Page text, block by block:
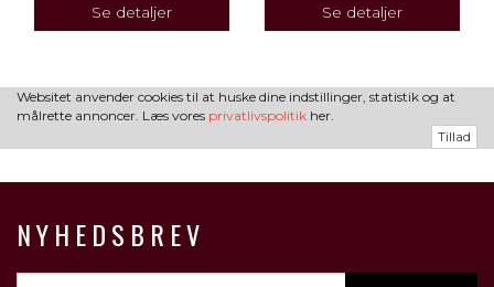
Se detaljer Se detaljer
Websitet anvender cookies til at huske dine indstillinger, statistik og at
målrette annoncer. Læs vores privatlivspolitik her.
Tillad
NYHEDSBREV